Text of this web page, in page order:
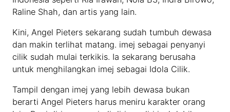
Raline Shah, dan artis yang lain.
Kini, Angel Pieters sekarang sudah tumbuh dewasa
dan makin terlihat matang. imej sebagai penyanyi
cilik sudah mulai terkikis. Ia sekarang berusaha
untuk menghilangkan imej sebagai Idola Cilik.
Tampil dengan imej yang lebih dewasa bukan
berarti Angel Pieters harus meniru karakter orang